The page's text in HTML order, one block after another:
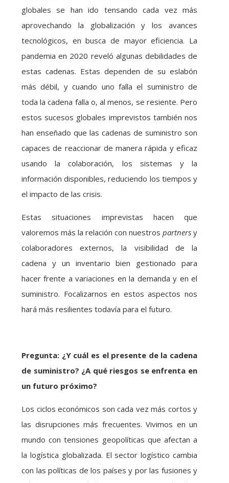
globales se han ido tensando cada vez más
aprovechando la globalización y los avances
tecnológicos, en busca de mayor eficiencia. La
pandemia en 2020 reveló algunas debilidades de
estas cadenas. Estas dependen de su eslabón
más débil, y cuando uno falla el suministro de
toda la cadena falla o, al menos, se resiente. Pero
estos sucesos globales imprevistos también nos
han enseñado que las cadenas de suministro son
capaces de reaccionar de manera rápida y eficaz
usando la colaboración, los sistemas y la
información disponibles, reduciendo los tiempos y
el impacto de las crisis.
Estas situaciones imprevistas hacen que
valoremos más la relación con nuestros partners y
colaboradores externos, la visibilidad de la
cadena y un inventario bien gestionado para
hacer frente a variaciones en la demanda y en el
suministro. Focalizarnos en estos aspectos nos
hará más resilientes todavía para el futuro.
Pregunta: ¿Y cuál es el presente de la cadena
de suministro? ¿A qué riesgos se enfrenta en
un futuro próximo?
Los ciclos económicos son cada vez más cortos y
las disrupciones más frecuentes. Vivimos en un
mundo con tensiones geopolíticas que afectan a
la logística globalizada. El sector logístico cambia
con las políticas de los países y por las fusiones y